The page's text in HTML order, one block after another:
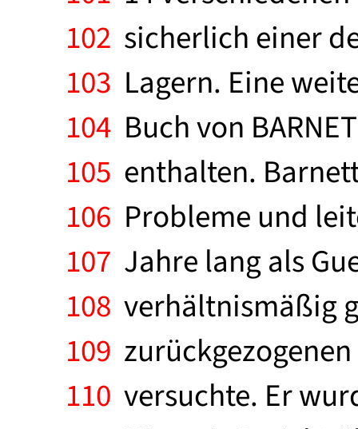
102 sicherlich einer
103 Lagern. Eine
104 Buch von
105 enthalten.
106 Probleme und
107 Jahre lang als
108 verhältnismäßig
109
110 versuchte. Er